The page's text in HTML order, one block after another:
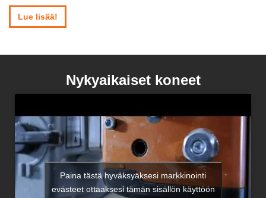
Lue lisää!
Nykyaikaiset koneet
Paina tästä hyväksyäksesi markkinointi
evästeet ottaaksesi tämän sisällön käyttöön